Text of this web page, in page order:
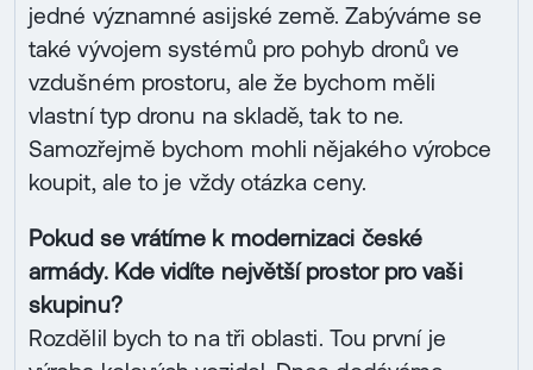
jedné významné asijské země. Zabýváme se
také vývojem systémů pro pohyb dronů ve
vzdušném prostoru, ale že bychom měli
vlastní typ dronu na skladě, tak to ne.
Samozřejmě bychom mohli nějakého výrobce
koupit, ale to je vždy otázka ceny.
Pokud se vrátíme k modernizaci české
armády. Kde vidíte největší prostor pro vaši
skupinu?
Rozdělil bych to na tři oblasti. Tou první je